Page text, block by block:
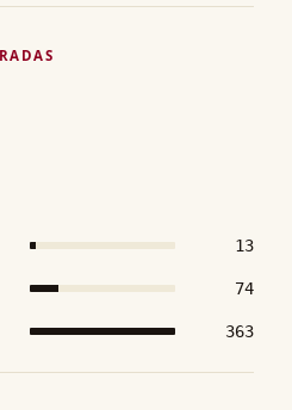
13
74
363